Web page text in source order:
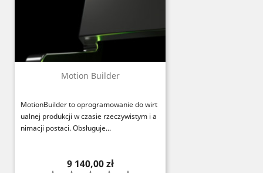
Motion Builder
MotionBuilder to oprogramowanie do wirt
ualnej produkcji w czasie rzeczywistym i a
nimacji postaci. Obsługuje...
Cena
9 140,00 zł